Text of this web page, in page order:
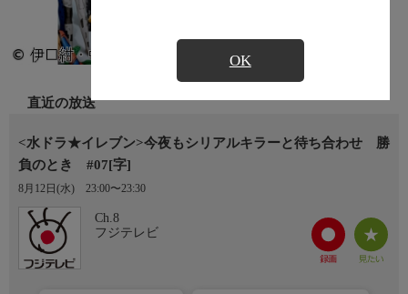
OK
直近の放送
<水ドラ★イレブン>今夜もシリアルキラーと待ち合わせ 勝
負のとき #07[字]
8月12日(水) 23:00〜23:30
Ch.8
フジテレビ